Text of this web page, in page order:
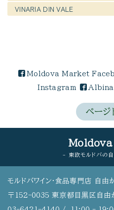
VINARIA DIN VALE
Moldova Market
Instagram
ページ
- 東欧モルドバの
モルドバワイン・食品専門店 自由
〒152-0035 東京都目黒区自由